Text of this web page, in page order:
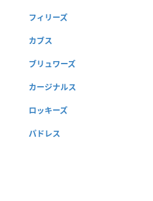
フィリーズ
カブス
ブリュワーズ
カージナルス
ロッキーズ
パドレス